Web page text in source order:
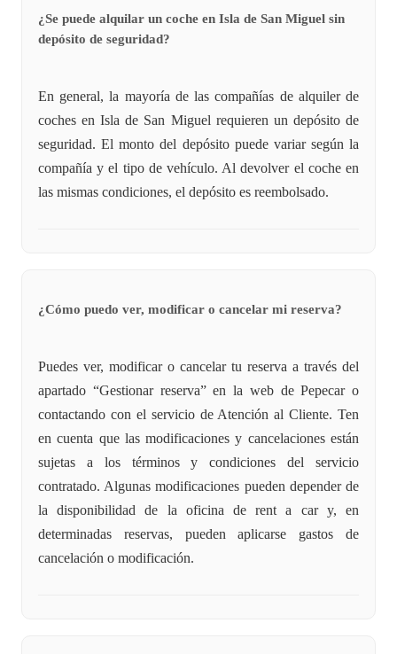
¿Se puede alquilar un coche en Isla de San Miguel sin
depósito de seguridad?
En general, la mayoría de las compañías de alquiler de
coches en Isla de San Miguel requieren un depósito de
seguridad. El monto del depósito puede variar según la
compañía y el tipo de vehículo. Al devolver el coche en
las mismas condiciones, el depósito es reembolsado.
¿Cómo puedo ver, modificar o cancelar mi reserva?
Puedes ver, modificar o cancelar tu reserva a través del
apartado “Gestionar reserva” en la web de Pepecar o
contactando con el servicio de Atención al Cliente. Ten
en cuenta que las modificaciones y cancelaciones están
sujetas a los términos y condiciones del servicio
contratado. Algunas modificaciones pueden depender de
la disponibilidad de la oficina de rent a car y, en
determinadas reservas, pueden aplicarse gastos de
cancelación o modificación.